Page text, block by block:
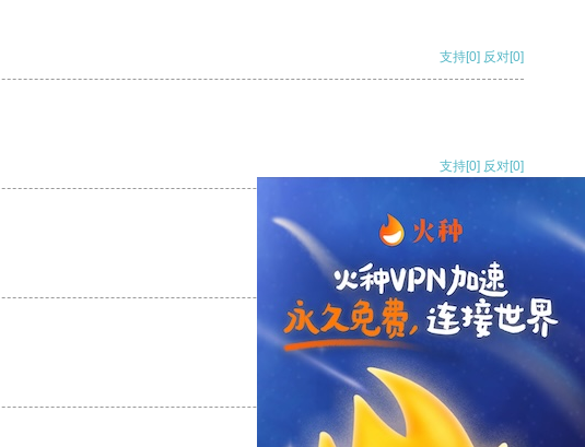
支持[0] 反对[0]
支持[0] 反对[0]
支持[0] 反对
支持